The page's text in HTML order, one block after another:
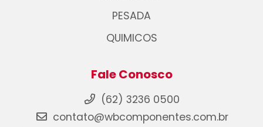
PESADA
QUIMICOS
Fale Conosco
(62) 3236 0500
contato@wbcomponentes.com.br